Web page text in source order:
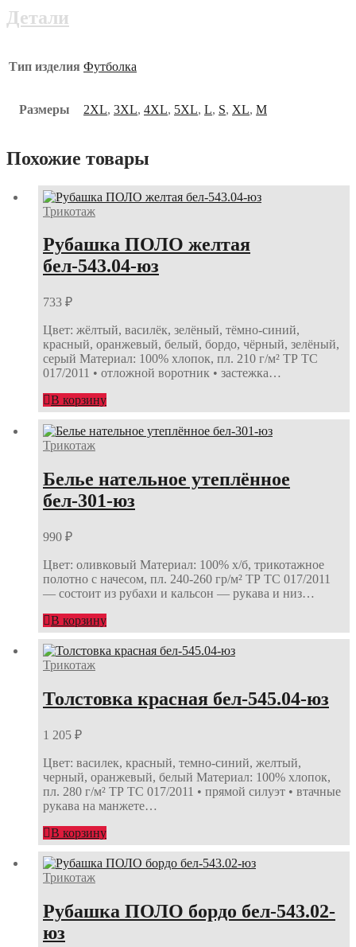
синяя
м2
Детали
Тип изделия Футболка
Размеры 2XL, 3XL, 4XL, 5XL, L, S, XL, М
Похожие товары
Трикотаж
Рубашка ПОЛО желтая
бел-543.04-юз
733 ₽
Цвет: жёлтый, василёк, зелёный, тёмно-синий,
красный, оранжевый, белый, бордо, чёрный, зелёный,
серый Материал: 100% хлопок, пл. 210 г/м² ТР ТС
017/2011 • отложной воротник • застежка…
В корзину
Трикотаж
Белье нательное утеплённое
бел-301-юз
990 ₽
Цвет: оливковый Материал: 100% х/б, трикотажное
полотно с начесом, пл. 240-260 гр/м² ТР ТС 017/2011
— состоит из рубахи и кальсон — рукава и низ…
В корзину
Трикотаж
Толстовка красная бел-545.04-юз
1 205 ₽
Цвет: василек, красный, темно-синий, желтый,
черный, оранжевый, белый Материал: 100% хлопок,
пл. 280 г/м² ТР ТС 017/2011 • прямой силуэт • втачные
рукава на манжете…
В корзину
Трикотаж
Рубашка ПОЛО бордо бел-543.02-
юз